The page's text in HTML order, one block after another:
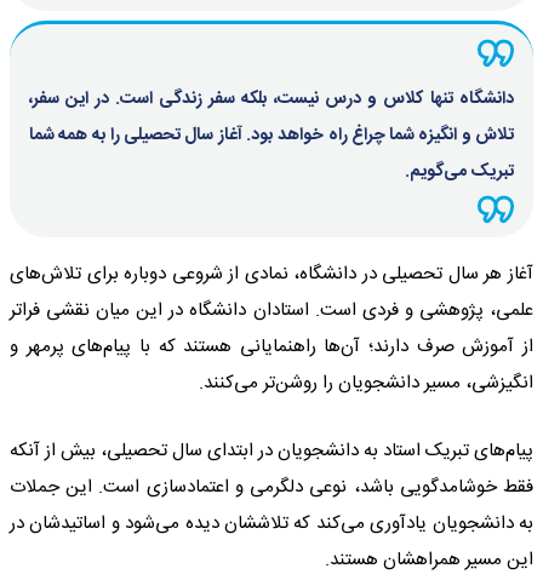
دانشگاه تنها کلاس و درس نیست، بلکه سفر زندگی است. در این سفر،
تلاش و انگیزه شما چراغ راه خواهد بود. آغاز سال تحصیلی را به همه شما
تبریک می‌گویم.
آغاز هر سال تحصیلی در دانشگاه، نمادی از شروعی دوباره برای تلاش‌های
علمی، پژوهشی و فردی است. استادان دانشگاه در این میان نقشی فراتر
از آموزش صرف دارند؛ آن‌ها راهنمایانی هستند که با پیام‌های پرمهر و
انگیزشی، مسیر دانشجویان را روشن‌تر می‌کنند.
پیام‌های تبریک استاد به دانشجویان در ابتدای سال تحصیلی، بیش از آنکه
فقط خوشامدگویی باشد، نوعی دلگرمی و اعتمادسازی است. این جملات
به دانشجویان یادآوری می‌کند که تلاششان دیده می‌شود و اساتیدشان در
این مسیر همراهشان هستند.